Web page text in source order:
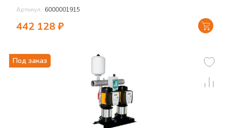
Артикул: 6000001915
442 128₽
Под заказ